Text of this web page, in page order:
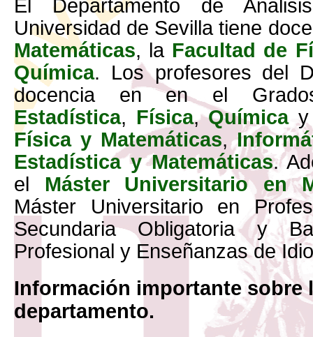
El Departamento de
Universidad de Sevilla tiene
Matemáticas, la Facultad de
Química. Los profesores del
docencia en en el
Estadística, Física,Química
Física y Matemáticas,
Estadística y Matemáticas.
el Máster Universitario en
Máster Universitario en
Secundaria Obligatoria y
Profesional y Enseñanzas de
Información importante sobre
departamento.